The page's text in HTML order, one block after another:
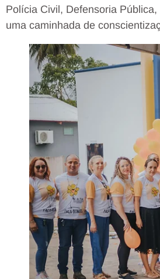
Polícia Civil, Defensoria
uma caminhada de